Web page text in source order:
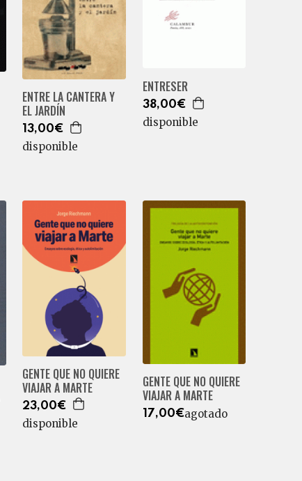
ENTRE LA CANTERA Y
EL JARDÍN
13,00€
disponible
ENTRESER
38,00€
disponible
GENTE QUE NO QUIERE
VIAJAR A MARTE
23,00€
disponible
GENTE QUE NO QUIERE
VIAJAR A MARTE
17,00€agotado